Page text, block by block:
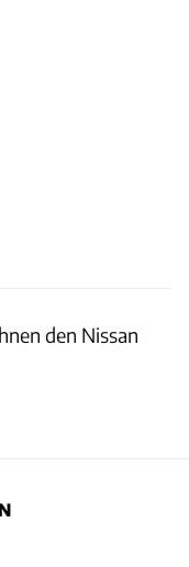
den Nissan